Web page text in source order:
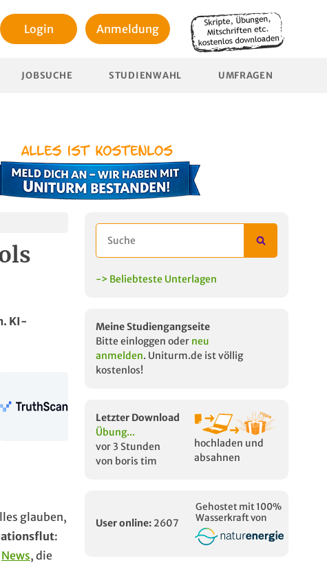
Login Anmeldung
JOBSUCHE STUDIENWAHL UMFRAGEN
KI-
glauben,
:
News, die
-> Beliebteste Unterlagen
Meine Studiengangseite
Bitte einloggen oder neu
anmelden. Uniturm.de ist völlig
kostenlos!
Letzter Download
Übung...
vor 3 Stunden
von boris tim
hochladen und
absahnen
User online: 2607
Gehostet mit 100%
Wasserkraft von